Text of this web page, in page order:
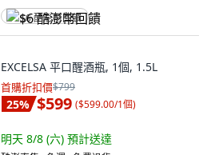
$6 酷澎幣回饋
EXCELSA 平口醒酒瓶, 1個, 1.5L
首購折扣價$799
25% $599 ($599.00/1個)
明天 8/8 (六) 預計送達